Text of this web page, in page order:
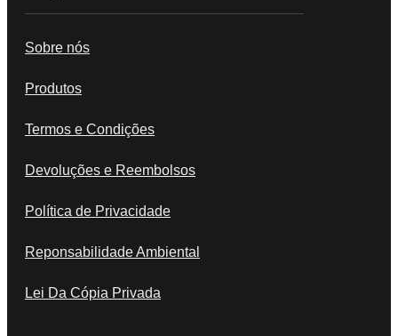
Sobre nós
Produtos
Termos e Condições
Devoluções e Reembolsos
Política de Privacidade
Reponsabilidade Ambiental
Lei Da Cópia Privada